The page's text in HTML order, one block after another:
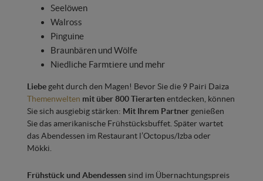
Seelöwen
Walross
Pinguine
Braunbären und Wölfe
Niedliche Farmtiere und mehr
Liebegeht durch den Magen! Bevor Sie die 9 Pairi Daiza
Themenwelten mit über 800 Tierarten entdecken, können
Sie sich ausgiebig stärken: Mit Ihrem Partnergenießen
Sie das amerikanische Frühstücksbuffet. Später wartet
das Abendessen im Restaurant l’Octopus/Izba oder
Mökki.
Frühstück und Abendessen sind im Übernachtungspreis